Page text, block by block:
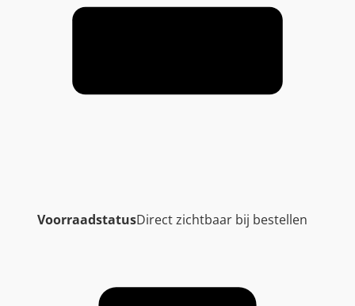
VoorraadstatusDirect zichtbaar bij bestellen